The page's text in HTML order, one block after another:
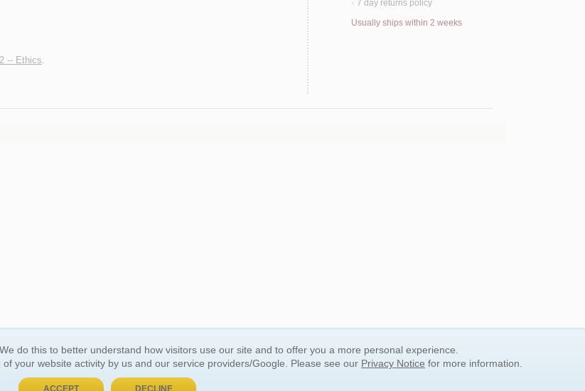
-- Ethics.
< 7 day returns policy
Usually ships within 2 weeks
BUY NOW, PAY LATER
do this to better understand how visitors use our site and to offer you a more personal experience.
your website activity by us and our service providers/Google. Please see our Privacy Notice for more information.
ACCEPT DECLINE